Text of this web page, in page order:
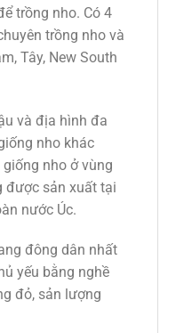
trồng nho. Có 4
trồng nho và
Tây, New South
và địa hình đa
nho khác
nho ở vùng
được sản xuất tại
nước Úc.
đông dân nhất
yếu bằng nghề
đỏ, sản lượng